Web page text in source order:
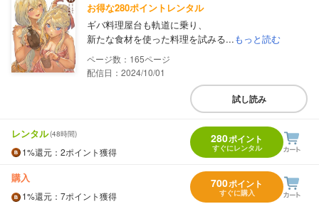
お得な280ポイントレンタル
ギバ料理屋台も軌道に乗り、
新たな食材を使った料理を試みる...もっと読む
165
配信日：2024/10/01
試し読み
レンタル(48時間)
1%還元 ：2ポイント獲得
280ポイント
すぐにレンタル
購入
1%還元 ：7ポイント獲得
700ポイント
すぐに購入